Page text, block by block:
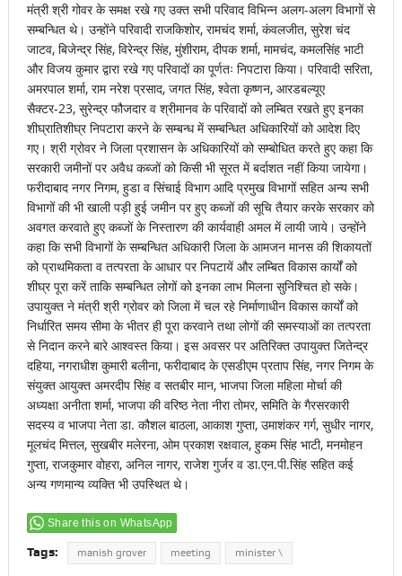
मंत्री श्री गोवर के समक्ष रखे गए उक्त सभी परिवाद विभिन्न अलग-अलग विभागों से
सम्बन्धित थे। उन्होंने परिवादी राजकिशोर, रामचंद शर्मा, कंवलजीत, सुरेश चंद
जाटव, बिजेन्द्र सिंह, विरेन्द्र सिंह, मुंशीराम, दीपक शर्मा, मामचंद, कमलसिंह भाटी
और विजय कुमार द्वारा रखे गए परिवादों का पूर्णतः निपटारा किया। परिवादी सरिता,
अमरपाल शर्मा, राम नरेश प्रसाद, जगत सिंह, श्वेता कृष्णन, आरडबल्यूए
सैक्टर-23, सुरेन्द्र फौजदार व श्रीमानव के परिवादों को लम्बित रखते हुए इनका
शीघ्रातिशीघ्र निपटारा करने के सम्बन्ध में सम्बन्धित अधिकारियों को आदेश दिए
गए। श्री ग्रोवर ने जिला प्रशासन के अधिकारियों को सम्बोधित करते हुए कहा कि
सरकारी जमीनों पर अवैध कब्जों को किसी भी सूरत में बर्दाशत नहीं किया जायेगा।
फरीदाबाद नगर निगम, हुडा व सिंचाई विभाग आदि प्रमुख विभागों सहित अन्य सभी
विभागों की भी खाली पड़ी हुई जमीन पर हुए कब्जों की सूचि तैयार करके सरकार को
अवगत करवाते हुए कब्जों के निस्तारण की कार्यवाही अमल में लायी जाये। उन्होंने
कहा कि सभी विभागों के सम्बन्धित अधिकारी जिला के आमजन मानस की शिकायतों
को प्राथमिकता व तत्परता के आधार पर निपटायें और लम्बित विकास कार्यों को
शीघ्र पूरा करें ताकि सम्बन्धित लोगों को इनका लाभ मिलना सुनिश्चित हो सके।
उपायुक्त ने मंत्री श्री ग्रोवर को जिला में चल रहे निर्माणाधीन विकास कार्यों को
निर्धारित समय सीमा के भीतर ही पूरा करवाने तथा लोगों की समस्याओं का तत्परता
से निदान करने बारे आश्वस्त किया। इस अवसर पर अतिरिक्त उपायुक्त जितेन्द्र
दहिया, नगराधीश कुमारी बलीना, फरीदाबाद के एसडीएम प्रताप सिंह, नगर निगम के
संयुक्त आयुक्त अमरदीप सिंह व सतबीर मान, भाजपा जिला महिला मोर्चा की
अध्यक्षा अनीता शर्मा, भाजपा की वरिष्ठ नेता नीरा तोमर, समिति के गैरसरकारी
सदस्य व भाजपा नेता डा. कौशल बाठला, आकाश गुप्ता, उमाशंकर गर्ग, सुधीर नागर,
मूलचंद मित्तल, सुखबीर मलेरना, ओम प्रकाश रक्षवाल, हुकम सिंह भाटी, मनमोहन
गुप्ता, राजकुमार वोहरा, अनिल नागर, राजेश गुर्जर व डा.एन.पी.सिंह सहित कई
अन्य गणमान्य व्यक्ति भी उपस्थित थे।
Share this on WhatsApp
Tags: manish grover meeting minister \